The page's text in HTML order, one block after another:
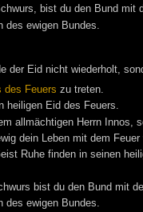
bist du den Bund mit
des ewigen Bundes.
der Eid nicht wiederholt,
des Feuers zu treten.
heiligen Eid des Feuers.
allmächtigen Herrn Innos,
dein Leben mit dem
Ruhe finden in seinen
bist du den Bund mit
des ewigen Bundes.